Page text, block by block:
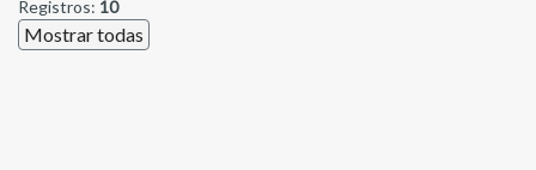
Registros: 10
Mostrar todas